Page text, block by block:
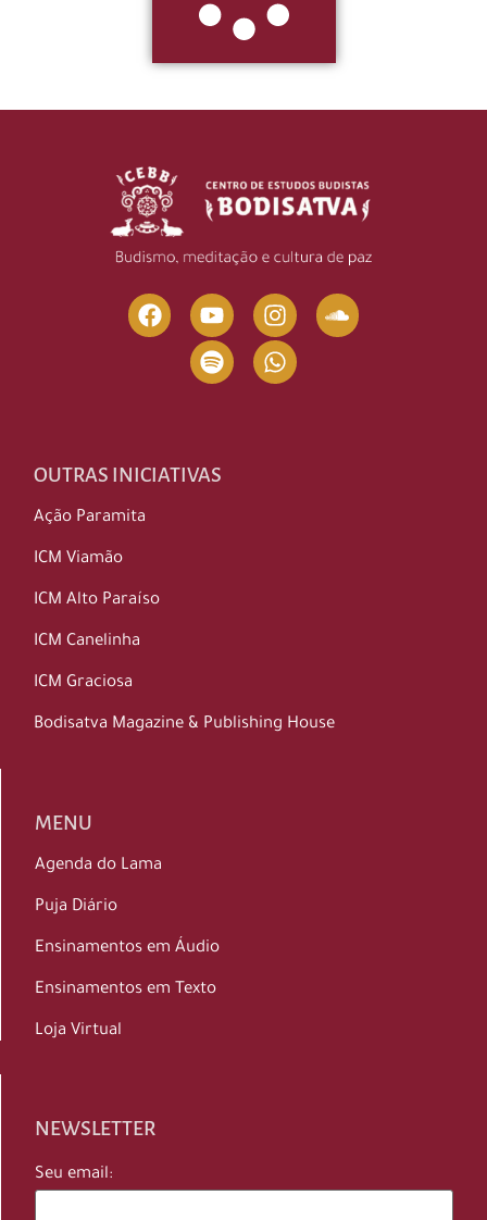
OUTRAS INICIATIVAS
Ação Paramita
ICM Viamão
ICM Alto Paraíso
ICM Canelinha
ICM Graciosa
Bodisatva Magazine & Publishing House
MENU
Agenda do Lama
Puja Diário
Ensinamentos em Áudio
Ensinamentos em Texto
Loja Virtual
NEWSLETTER
Seu email: